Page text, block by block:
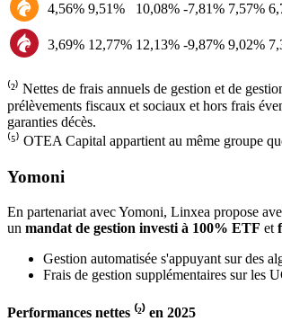
4,56% 9,51% 10,08% -7,81% 7,57%
3,69% 12,77% 12,13% -9,87% 9,02%
⁽²⁾ Nettes de frais annuels de gestion et de
prélèvements fiscaux et sociaux et hors frais
garanties décès.
⁽⁵⁾ OTEA Capital appartient au même groupe
Yomoni
En partenariat avec Yomoni, Linxea propose
un mandat de gestion investi à 100% ETF et
Gestion automatisée s'appuyant sur des
Frais de gestion supplémentaires sur les
Performances nettes ⁽²⁾ en 2025